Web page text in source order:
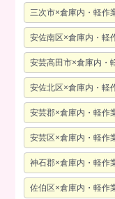
三次市×倉庫内・軽作
安佐南区×倉庫内・軽
安芸高田市×倉庫内・
安佐北区×倉庫内・軽
安芸郡×倉庫内・軽作
安芸区×倉庫内・軽作
神石郡×倉庫内・軽作
佐伯区×倉庫内・軽作